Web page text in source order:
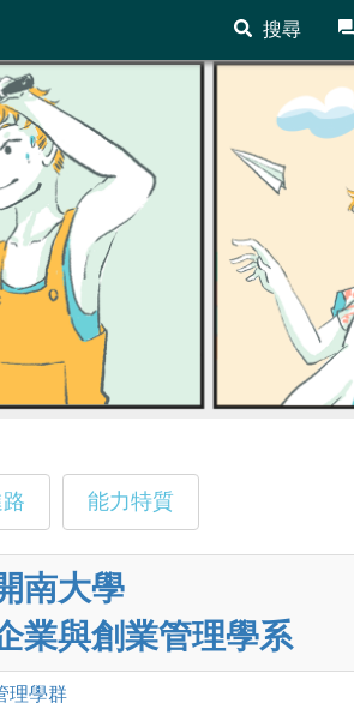
搜尋
能力特質
南大學
業與創業管理學系
理學群